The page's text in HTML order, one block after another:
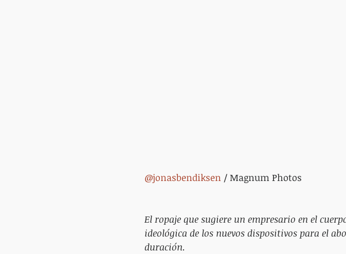
@jonasbendiksen / Magnum Photos
El ropaje que sugiere un empresario en el
ideológica de los nuevos dispositivos para el
duración.